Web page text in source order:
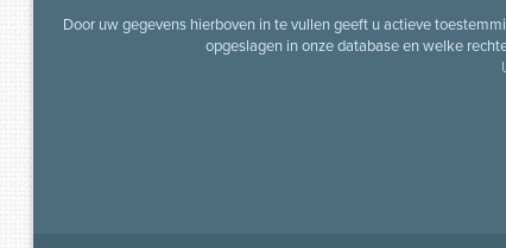
Door uw gegevens hierboven in te vullen geeft u actieve
opgeslagen in onze database en welke